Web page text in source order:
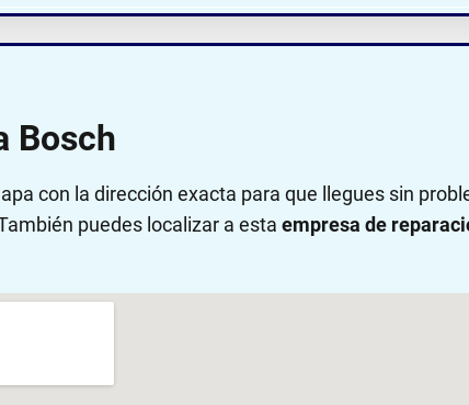
Bosch
con la dirección exacta para que llegues sin
puedes localizar a esta empresa de